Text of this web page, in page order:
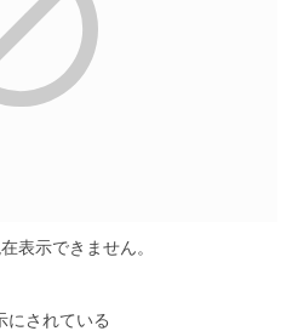
表示できません。
にされている